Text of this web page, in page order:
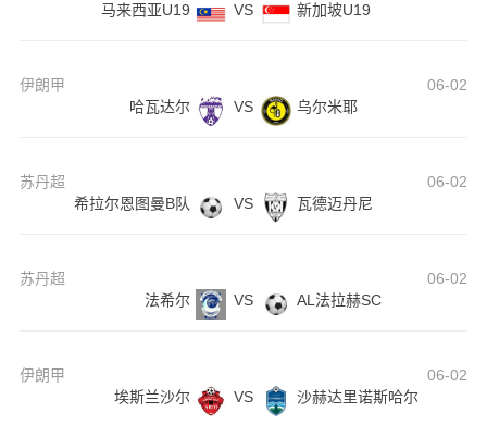
马来西亚U19
VS 新加坡U19
伊朗甲
06-02
哈瓦达尔
VS 乌尔米耶
苏丹超
06-02
希拉尔恩图曼B队
VS 瓦德迈丹尼
苏丹超
06-02
法希尔
VS AL法拉赫SC
伊朗甲
06-02
埃斯兰沙尔
VS 沙赫达里诺斯哈尔